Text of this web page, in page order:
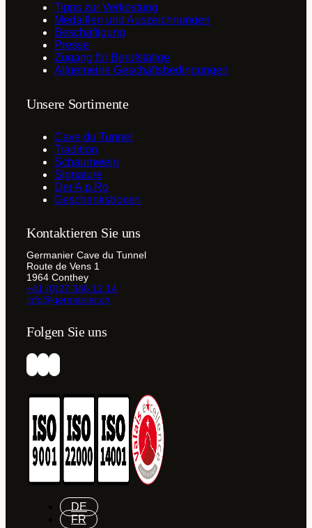
Tipps zur Verkostung
Medaillen und Auszeichnungen
Beschäftigung
Presse
Zugang für Berufstätige
Allgemeine Geschäftsbedingungen
Unsere Sortimente
Cave du Tunnel
Tradition
Schaumwein
Signature
Der A.p.Ro
Geschenksboxen
Kontaktieren Sie uns
Germanier Cave du Tunnel
Route de Vens 1
1964 Conthey
+41 (0)27 346 12 14
info@germanier.ch
Folgen Sie uns
DE
FR